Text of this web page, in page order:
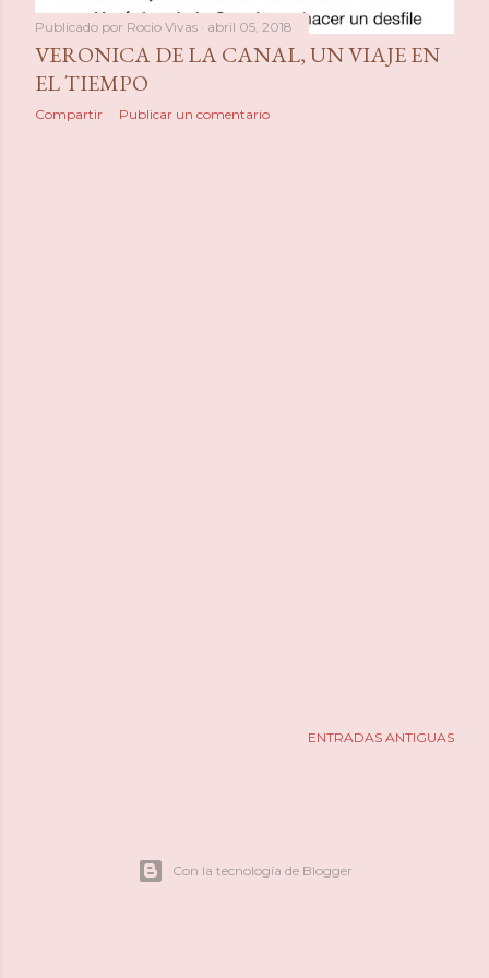
Publicado por Rocio Vivas abril 05, 2018
VERONICA DE LA CANAL, UN VIAJE EN
EL TIEMPO
Compartir Publicar un comentario
ENTRADAS ANTIGUAS
Con la tecnología de Blogger